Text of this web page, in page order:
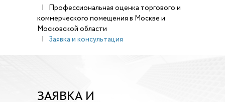
Профессиональная оценка торгового и
коммерческого помещения в Москве и
Московской области
Заявка и консультация
ЗАЯВКА И